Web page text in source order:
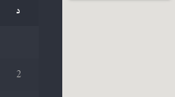
د
2